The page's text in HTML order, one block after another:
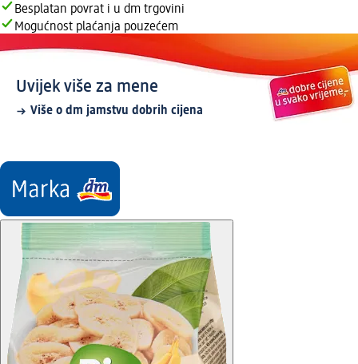
Besplatan povrat i u dm trgovini
Mogućnost plaćanja pouzećem
Uvijek više za mene
Više o dm jamstvu dobrih cijena